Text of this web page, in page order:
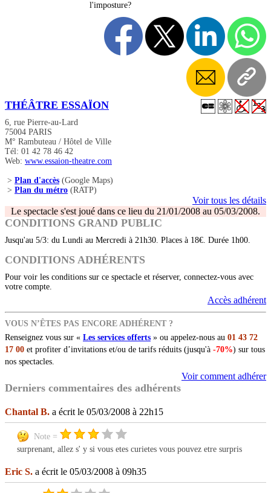
l'imposture?
THÉÂTRE ESSAÏON
6, rue Pierre-au-Lard
75004 PARIS
M° Rambuteau / Hôtel de Ville
Tél: 01 42 78 46 42
Web: www.essaion-theatre.com
> Plan d'accès (Google Maps)
> Plan du métro (RATP)
Voir tous les détails
Le spectacle s'est joué dans ce lieu du 21/01/2008 au 05/03/2008.
CONDITIONS GRAND PUBLIC
Jusqu'au 5/3: du Lundi au Mercredi à 21h30. Places à 18€. Durée 1h00.
CONDITIONS ADHÉRENTS
Pour voir les conditions sur ce spectacle et réserver, connectez-vous avec
votre compte.
Accès adhérent
VOUS N’ÊTES PAS ENCORE ADHÉRENT ?
Renseignez vous sur « Les services offerts » ou appelez-nous au 01 43 72
17 00 et profiter d’invitations et/ou de tarifs réduits (jusqu'à -70%) sur tous
nos spectacles.
Voir comment adhérer
Derniers commentaires des adhérents
Chantal B. a écrit le 05/03/2008 à 22h15
Note =
surprenant, allez s' y si vous etes curietes vous pouvez etre surpris
Eric S. a écrit le 05/03/2008 à 09h35